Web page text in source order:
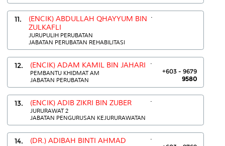
11.
(ENCIK) ABDULLAH QHAYYUM BIN
ZULKAFLI
JURUPULIH PERUBATAN
JABATAN PERUBATAN REHABILITASI
.
12. (ENCIK) ADAM KAMIL BIN JAHARI
PEMBANTU KHIDMAT AM
JABATAN PERUBATAN
.
+603 - 9679
9580
13. (ENCIK) ADIB ZIKRI BIN ZUBER
JURURAWAT 2
JABATAN PENGURUSAN KEJURURAWATAN
.
14. (DR.) ADIBAH BINTI AHMAD .